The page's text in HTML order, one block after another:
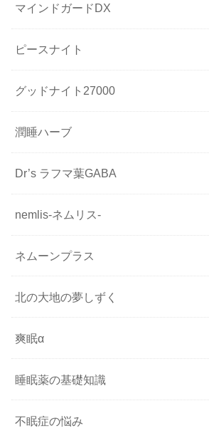
マインドガードDX
ピースナイト
グッドナイト27000
潤睡ハーブ
Dr’s ラフマ葉GABA
nemlis-ネムリス-
ネムーンプラス
北の大地の夢しずく
爽眠α
睡眠薬の基礎知識
不眠症の悩み